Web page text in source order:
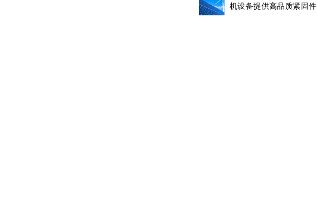
机设备提供高品质紧固件